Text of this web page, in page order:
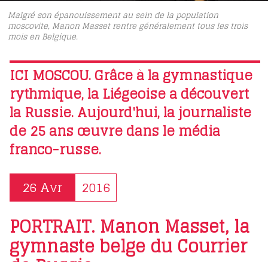
Malgré son épanouissement au sein de la population
moscovite, Manon Masset rentre généralement tous les trois
mois en Belgique.
ICI MOSCOU. Grâce à la gymnastique
rythmique, la Liégeoise a découvert
la Russie. Aujourd'hui, la journaliste
de 25 ans œuvre dans le média
franco-russe.
26 Avr 2016
PORTRAIT. Manon Masset, la
gymnaste belge du Courrier